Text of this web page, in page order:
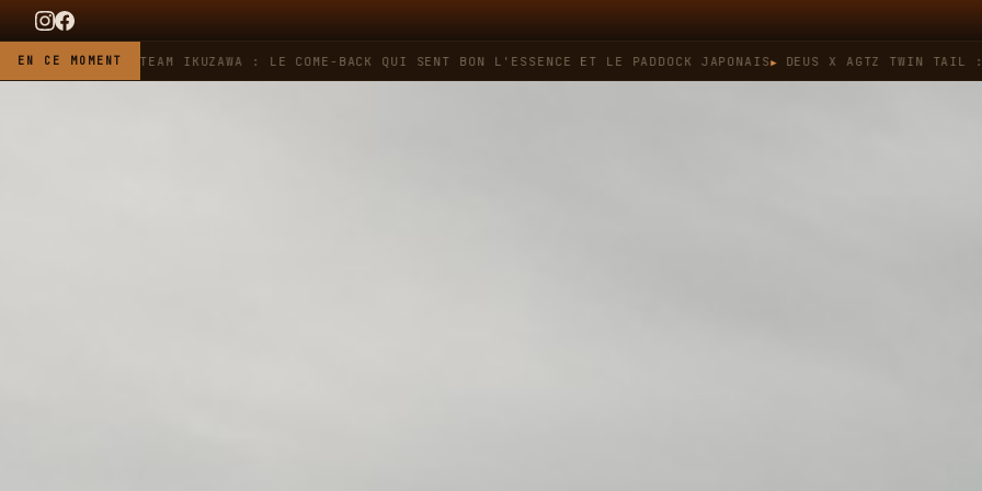
EN CE MOMENT
HEUER X TEAM IKUZAWA : LE COME-BACK QUI SENT BON L'ESSENCE ET LE PADDOCK JAPONAIS DEUS X AGTZ TWIN TAIL : QUAND